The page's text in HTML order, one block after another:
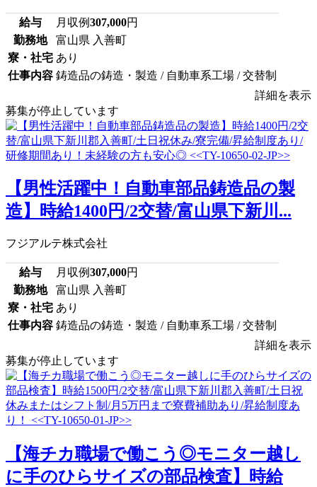
給与 月収例307,000円
勤務地
富山県 入善町
寮・社宅 あり
仕事内容 鋳造品の鋳造・製造 / 自動車系工場 / 交替制
詳細を表示
募集が停止しています
【男性活躍中！自動車部品鋳造品の製
造】時給1400円/2交替/富山県下新川...
フジアルテ株式会社
給与 月収例307,000円
勤務地
富山県 入善町
寮・社宅 あり
仕事内容 鋳造品の鋳造・製造 / 自動車系工場 / 交替制
詳細を表示
募集が停止しています
【海チカ職場で働こう◎モニター越し
に手のひらサイズの部品検査】時給